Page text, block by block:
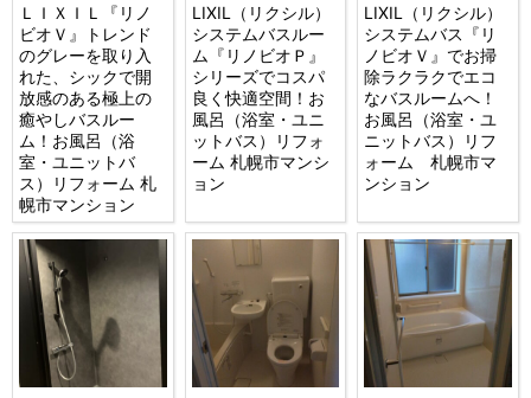
ＬＩＸＩＬ『リノ
ビオＶ』トレンド
のグレーを取り入
れた、シックで開
放感のある極上の
癒やしバスルー
ム！お風呂（浴
室・ユニットバ
ス）リフォーム 札
幌市マンション
LIXIL（リクシル）
システムバスルー
ム『リノビオＰ』
シリーズでコスパ
良く快適空間！お
風呂（浴室・ユニ
ットバス）リフォ
ーム 札幌市マンシ
ョン
LIXIL（リクシル）
システムバス『リ
ノビオＶ』でお掃
除ラクラクでエコ
なバスルームへ！
お風呂（浴室・ユ
ニットバス）リフ
ォーム 札幌市マ
ンション